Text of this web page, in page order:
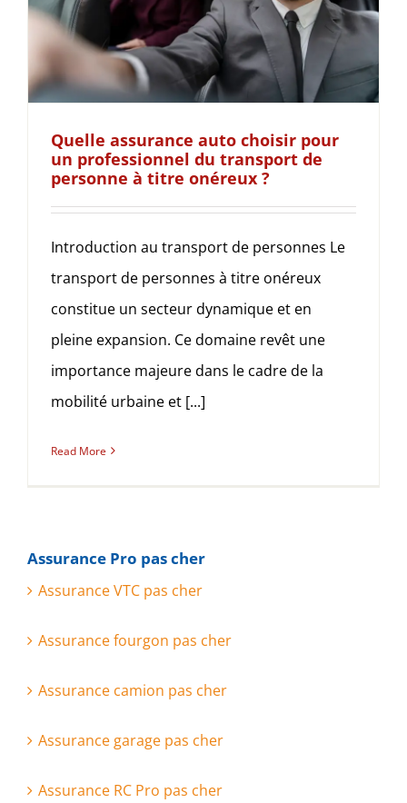
Quelle assurance auto choisir pour
un professionnel du transport de
personne à titre onéreux ?
Introduction au transport de personnes Le
transport de personnes à titre onéreux
constitue un secteur dynamique et en
pleine expansion. Ce domaine revêt une
importance majeure dans le cadre de la
mobilité urbaine et [...]
Read More
Assurance Pro pas cher
Assurance VTC pas cher
Assurance fourgon pas cher
Assurance camion pas cher
Assurance garage pas cher
Assurance RC Pro pas cher